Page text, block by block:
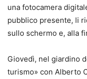
una fotocamera
pubblico presente, li
sullo schermo e, alla
Giovedì, nel giardino
turismo» con Alberto